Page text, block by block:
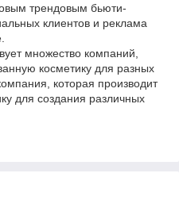
трендовым бьюти-
клиентов и реклама
множество компаний,
косметику для разных
которая производит
для создания различных